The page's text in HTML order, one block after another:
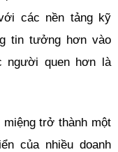
các nền tảng kỹ
tin tưởng hơn vào
người quen hơn là
trở thành một
của nhiều doanh